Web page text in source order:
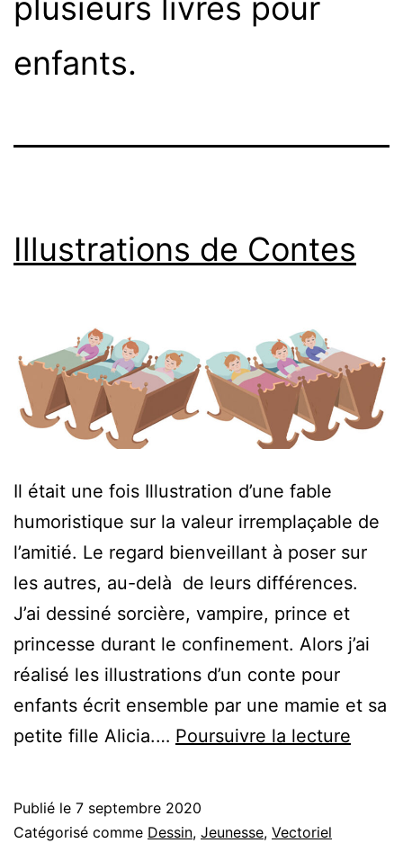
enfants.
Illustrations de Contes
Il était une fois Illustration d’une fable
humoristique sur la valeur irremplaçable de
l’amitié. Le regard bienveillant à poser sur
les autres, au-delà de leurs différences.
J’ai dessiné sorcière, vampire, prince et
princesse durant le confinement. Alors j’ai
réalisé les illustrations d’un conte pour
enfants écrit ensemble par une mamie et sa
petite fille Alicia.… Poursuivre la lecture
Publié le 7 septembre 2020
Catégorisé comme Dessin, Jeunesse, Vectoriel